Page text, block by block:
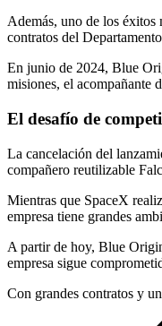
Además, uno de los
contratos del
En junio de 2024, Blue
misiones, el acompañante
El desafío de
La cancelación del
compañero reutilizable
Mientras que SpaceX
empresa tiene grandes
A partir de hoy, Blue
empresa sigue
Con grandes contratos y